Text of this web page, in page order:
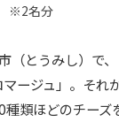
※2名分
（とうみし）で
ージュ」。そ
類ほどのチーズ